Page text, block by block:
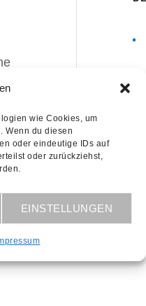
wie Cookies, um
Wenn du diesen
oder eindeutige IDs auf
oder zurückziehst,
EINSTELLUNGEN